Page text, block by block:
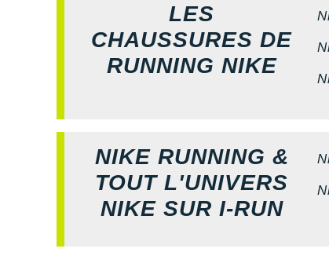
LES
CHAUSSURES DE
RUNNING NIKE
NIKE RUNNING &
TOUT L'UNIVERS
NIKE SUR I-RUN